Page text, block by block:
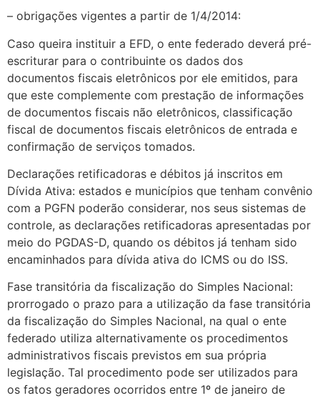
– obrigações vigentes a partir de 1/4/2014:
Caso queira instituir a EFD, o ente federado deverá pré-
escriturar para o contribuinte os dados dos
documentos fiscais eletrônicos por ele emitidos, para
que este complemente com prestação de informações
de documentos fiscais não eletrônicos, classificação
fiscal de documentos fiscais eletrônicos de entrada e
confirmação de serviços tomados.
Declarações retificadoras e débitos já inscritos em
Dívida Ativa: estados e municípios que tenham convênio
com a PGFN poderão considerar, nos seus sistemas de
controle, as declarações retificadoras apresentadas por
meio do PGDAS-D, quando os débitos já tenham sido
encaminhados para dívida ativa do ICMS ou do ISS.
Fase transitória da fiscalização do Simples Nacional:
prorrogado o prazo para a utilização da fase transitória
da fiscalização do Simples Nacional, na qual o ente
federado utiliza alternativamente os procedimentos
administrativos fiscais previstos em sua própria
legislação. Tal procedimento pode ser utilizados para
os fatos geradores ocorridos entre 1º de janeiro de